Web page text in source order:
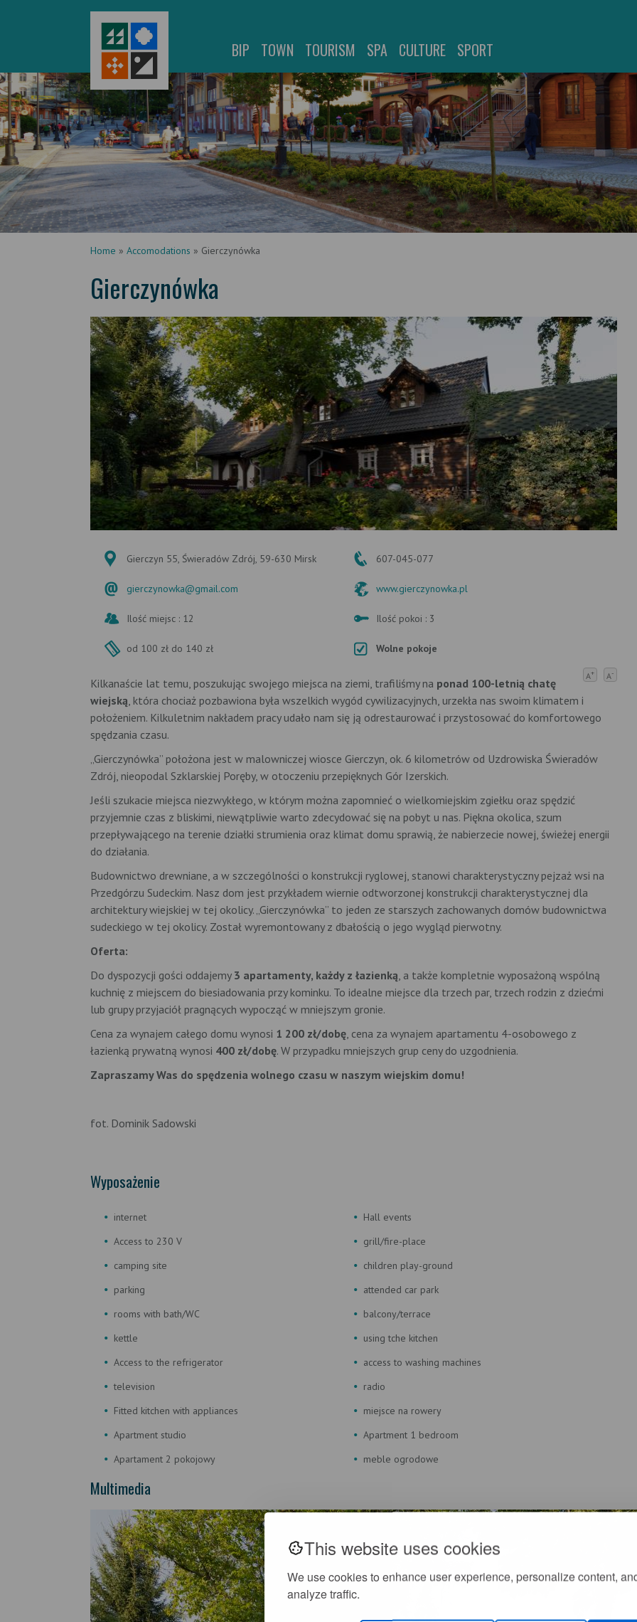
This website uses cookies
We use cookies to enhance user experience, personalize content,
analyze traffic.
BIP TOWN TOURISM SPA CULTURE SPORT
Home » Accomodations » Gierczynówka
Gierczynówka
Gierczyn 55, Świeradów Zdrój, 59-630 Mirsk 607-045-077
gierczynowka@gmail.com www.gierczynowka.pl
Ilość miejsc : 12 Ilość pokoi : 3
od 100 zł do 140 zł Wolne pokoje
A+ A-
Kilkanaście lat temu, poszukując swojego miejsca na ziemi, trafiliśmy na ponad 100-letnią chatę
wiejską, która chociaż pozbawiona była wszelkich wygód cywilizacyjnych, urzekła nas swoim klimatem i
położeniem. Kilkuletnim nakładem pracy udało nam się ją odrestaurować i przystosować do komfortowego
spędzania czasu.
„Gierczynówka” położona jest w malowniczej wiosce Gierczyn, ok. 6 kilometrów od Uzdrowiska Świeradów
Zdrój, nieopodal Szklarskiej Poręby, w otoczeniu przepięknych Gór Izerskich.
Jeśli szukacie miejsca niezwykłego, w którym można zapomnieć o wielkomiejskim zgiełku oraz spędzić
przyjemnie czas z bliskimi, niewątpliwie warto zdecydować się na pobyt u nas. Piękna okolica, szum
przepływającego na terenie działki strumienia oraz klimat domu sprawią, że nabierzecie nowej, świeżej energii
do działania.
Budownictwo drewniane, a w szczególności o konstrukcji ryglowej, stanowi charakterystyczny pejzaż wsi na
Przedgórzu Sudeckim. Nasz dom jest przykładem wiernie odtworzonej konstrukcji charakterystycznej dla
architektury wiejskiej w tej okolicy. „Gierczynówka” to jeden ze starszych zachowanych domów budownictwa
sudeckiego w tej okolicy. Został wyremontowany z dbałością o jego wygląd pierwotny.
Oferta:
Do dyspozycji gości oddajemy 3 apartamenty, każdy z łazienką, a także kompletnie wyposażoną wspólną
kuchnię z miejscem do biesiadowania przy kominku. To idealne miejsce dla trzech par, trzech rodzin z dziećmi
lub grupy przyjaciół pragnących wypocząć w mniejszym gronie.
Cena za wynajem całego domu wynosi 1 200 zł/dobę, cena za wynajem apartamentu 4-osobowego z
łazienką prywatną wynosi 400 zł/dobę. W przypadku mniejszych grup ceny do uzgodnienia.
Zapraszamy Was do spędzenia wolnego czasu w naszym wiejskim domu!
fot. Dominik Sadowski
Wyposażenie
internet
Hall events
Access to 230 V
grill/fire-place
camping site
children play-ground
parking
attended car park
rooms with bath/WC
balcony/terrace
kettle
using tche kitchen
Access to the refrigerator
access to washing machines
television
radio
Fitted kitchen with appliances
miejsce na rowery
Apartment studio
Apartment 1 bedroom
Apartament 2 pokojowy
meble ogrodowe
Multimedia